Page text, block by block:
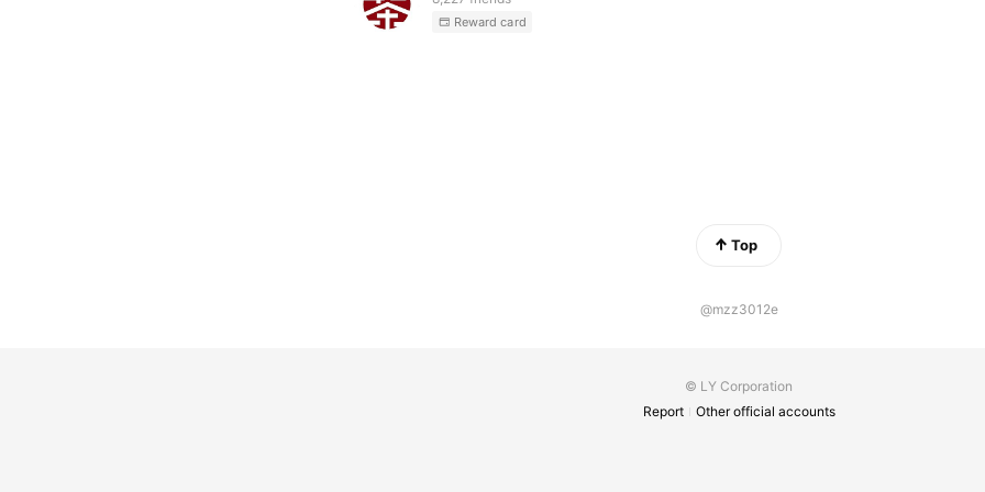
Reward card
Top
@mzz3012e
© LY Corporation
Report
Other official accounts